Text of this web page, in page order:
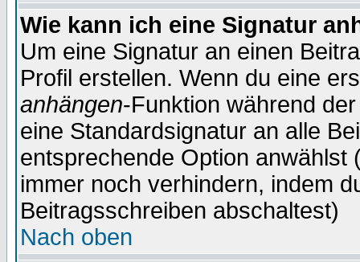
Wie kann ich eine Signatur
Um eine Signatur an einen
Profil erstellen. Wenn du eine
anhängen-Funktion während
eine Standardsignatur an alle
entsprechende Option anwählst
immer noch verhindern, indem
Beitragsschreiben abschaltest)
Nach oben